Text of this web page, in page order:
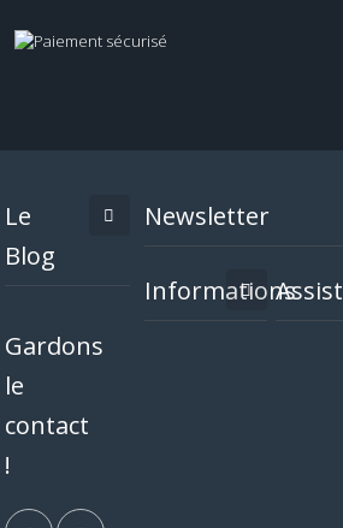
Le
Blog
Gardons
le
contact
!
Newsletter
Informations